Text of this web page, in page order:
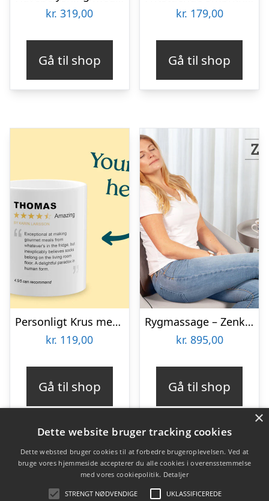
kr. 319,00
Gå til shop
kr. 179,00
Gå til shop
Personligt Krus med Positiv Bedømmelse
kr. 119,00
Gå til shop
Rygmassage – Zenkuru
kr. 895,00
Gå til shop
Varekategorier
Produkter
×
Dette website bruger tracking cookies
Dette websted bruger cookies til at forbedre brugeroplevelsen. Ved at
bruge vores hjemmeside accepterer du alle cookies i overensstemmelse
med vores cookiepolitik. Detaljer
STRENGT NØDVENDIGE UKLASSIFICEREDE